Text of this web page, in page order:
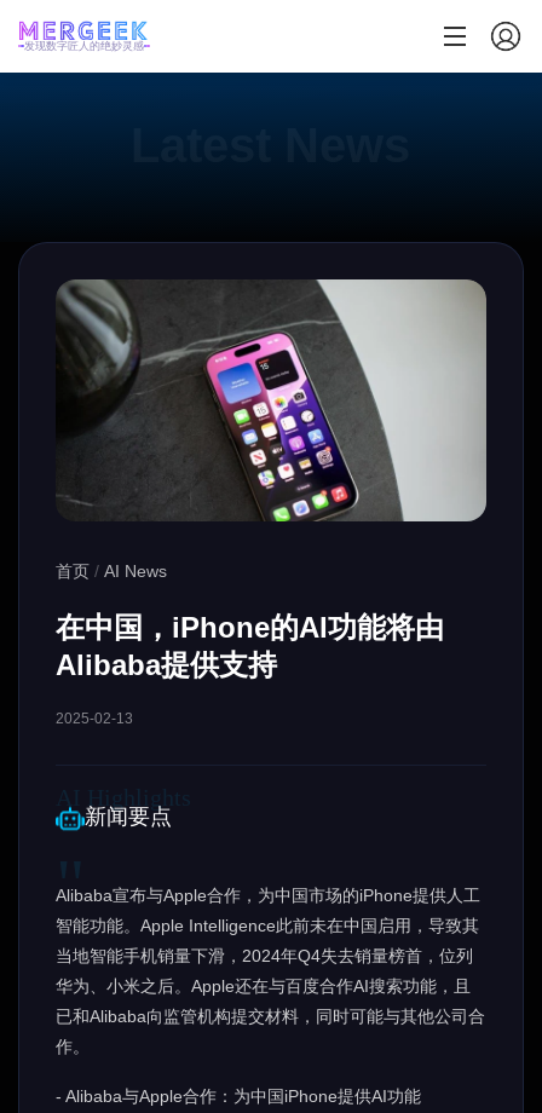
发现数字匠人的绝妙灵感
首页 / AI News
在中国，iPhone的AI功能将由
Alibaba提供支持
2025-02-13
新闻要点
Alibaba宣布与Apple合作，为中国市场的iPhone提供人工
智能功能。Apple Intelligence此前未在中国启用，导致其
当地智能手机销量下滑，2024年Q4失去销量榜首，位列
华为、小米之后。Apple还在与百度合作AI搜索功能，且
已和Alibaba向监管机构提交材料，同时可能与其他公司合
作。
- Alibaba与Apple合作：为中国iPhone提供AI功能